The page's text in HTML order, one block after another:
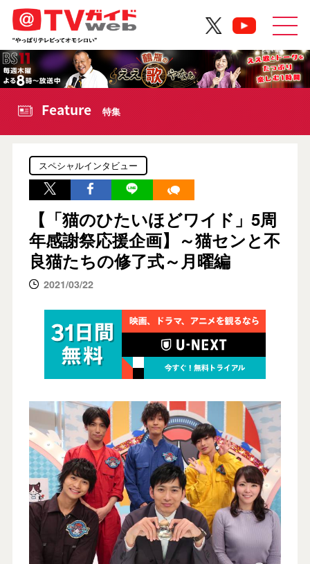
Feature 特集
スペシャルインタビュー
【「猫のひたいほどワイド」5周
年感謝祭応援企画】～猫センと不
良猫たちの修了式～月曜編
2021/03/22